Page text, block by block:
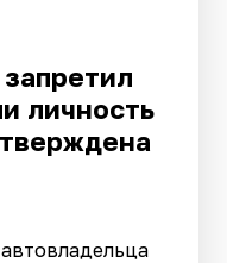
личность